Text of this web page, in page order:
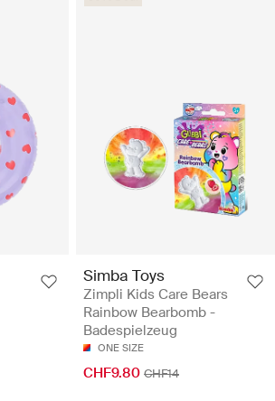
Simba Toys
Zimpli Kids Care Bears
Rainbow Bearbomb -
Badespielzeug
ONE SIZE
CHF9.80 CHF14